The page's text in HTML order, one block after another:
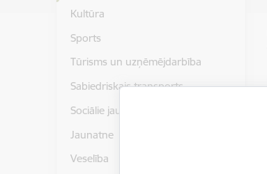
Kultūra
Sports
Tūrisms un uzņēmējdarbība
Sabiedriskais transports
Sociālie jautājumi
Jaunatne
Veselība